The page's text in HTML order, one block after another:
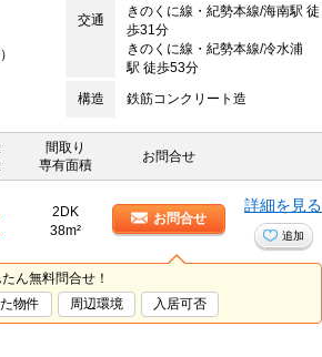
交通
きのくに線・紀勢本線/海南駅 徒
歩31分
きのくに線・紀勢本線/冷水浦
駅 徒歩53分
構造 鉄筋コンクリート造
間取り
専有面積
お問合せ
2DK
38m²
お問合せ
詳細を見る
追加
ん無料問合せ！
物件 周辺環境 入居可否